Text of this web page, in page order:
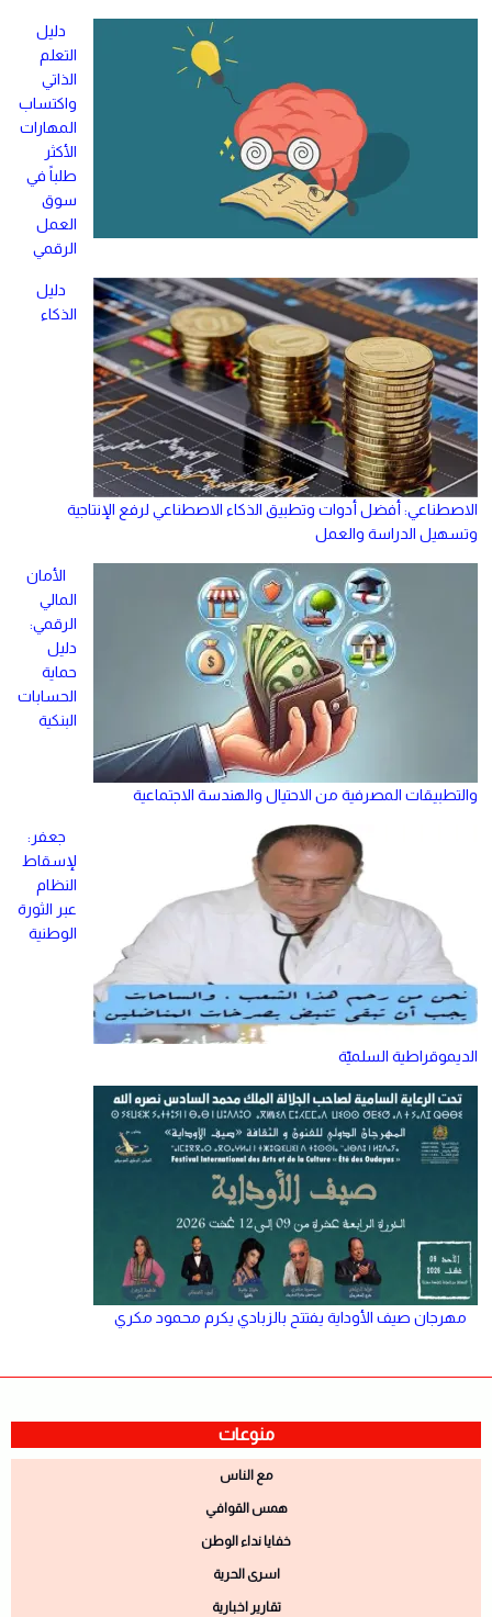
دليل
التعلم
الذاتي
واكتساب
المهارات
الأكثر
طلباً في
سوق
العمل
الرقمي
دليل
الذكاء
الاصطناعي: أفضل أدوات وتطبيق الذكاء الاصطناعي لرفع الإنتاجية
وتسهيل الدراسة والعمل
الأمان
المالي
الرقمي:
دليل
حماية
الحسابات
البنكية
والتطبيقات المصرفية من الاحتيال والهندسة الاجتماعية
جعفر:
لإسقاط
النظام
عبر الثورة
الوطنية
الديموقراطية السلميّة
مهرجان صيف الأوداية يفتتح بالزبادي يكرم محمود مكري
منوعات
مع الناس
همس القوافي
خفايا نداء الوطن
اسرى الحرية
تقارير اخبارية